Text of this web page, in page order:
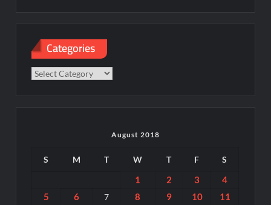
Categories
Categories
August 2018
S M T W T F S
1 2 3
4
5
6 7 8 9 10
11